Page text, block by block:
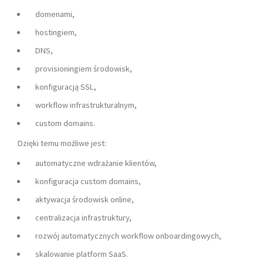
domenami,
hostingiem,
DNS,
provisioningiem środowisk,
konfiguracją SSL,
workflow infrastrukturalnym,
custom domains.
Dzięki temu możliwe jest:
automatyczne wdrażanie klientów,
konfiguracja custom domains,
aktywacja środowisk online,
centralizacja infrastruktury,
rozwój automatycznych workflow onboardingowych,
skalowanie platform SaaS.